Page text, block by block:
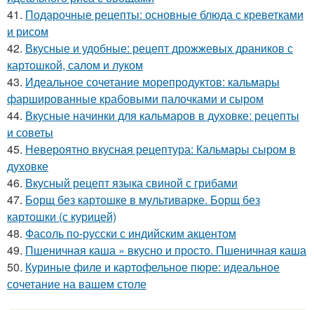
41. Подарочные рецепты: основные блюда с креветками
и рисом
42. Вкусные и удобные: рецепт дрожжевых драников с
картошкой, салом и луком
43. Идеальное сочетание морепродуктов: кальмары
фаршированные крабовыми палочками и сыром
44. Вкусные начинки для кальмаров в духовке: рецепты
и советы
45. Невероятно вкусная рецептура: Кальмары сыром в
духовке
46. Вкусный рецепт языка свиной с грибами
47. Борщ без картошке в мультиварке. Борщ без
картошки (с курицей)
48. Фасоль по-русски с индийским акцентом
49. Пшеничная каша » вкусно и просто. Пшеничная каша
50. Куриные филе и картофельное пюре: идеальное
сочетание на вашем столе